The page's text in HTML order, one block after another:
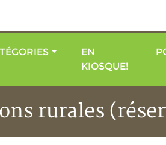
EN
KIOSQUE!
rurales